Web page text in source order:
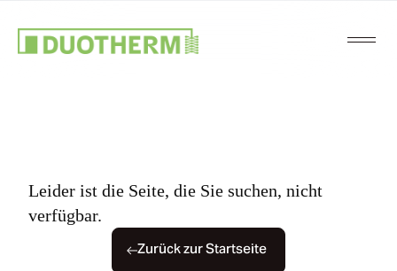
Leider ist die Seite, die Sie suchen, nicht
verfügbar.
Zurück zur Startseite